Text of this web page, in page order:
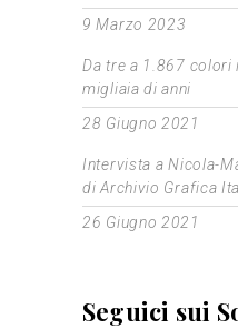
9 Marzo 2023
Da tre a 1.867 colori
migliaia di anni
28 Giugno 2021
Intervista a Nicola-
di Archivio Grafica
26 Giugno 2021
Seguici sui